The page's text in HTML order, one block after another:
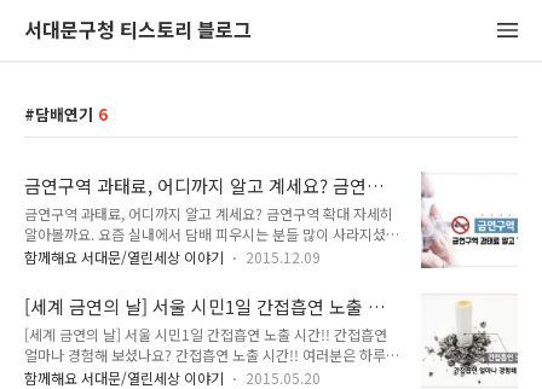
서대문구청 티스토리 블로그
담배연기 6
금연구역 과태료, 어디까지 알고 계세요? 금연구
역 확대 자세히 알아볼까요.
금연구역 과태료, 어디까지 알고 계세요? 금연구역 확대 자세히
알아볼까요. 요즘 실내에서 담배 피우시는 분들 많이 사라지셨
죠! 이제 많은 분들이 금연구역을 인식하고 있는거 같아요. 실내
실내에서 담배를 필 수 없기 때문에 흡연자들이 길거리로 나오게
되는데요. 그로인해 '길거리 간접흡연'이 심해지고 있어요. 한번
씩 경험 해보셨죠. 아침 출근길 앞에 걸어가는 사람의 담배연기
가 나에게 올때!! 어떤 기분이 드셨나요? 실내 금연구역 확대로
생겨난 흡연부스는 답답한 구조 때문에 흡연자들이 이용하지 않
함께해요 서대문/열린세상 이야기 2015.12.09
[세계 금연의 날] 서울 시민1일 간접흡연 노출 시
간!! 간접흡연 얼마나 경험해 보셨나요?
[세계 금연의 날] 서울 시민1일 간접흡연 노출 시간!! 간접흡연
얼마나 경험해 보셨나요? 간접흡연 노출 시간!! 여러분은 하루에
얼마나 간접흡연을 경험하고 계세요? 간접흡연이라고 하면 흔히
함께해요 서대문/열린세상 이야기 2015.05.20